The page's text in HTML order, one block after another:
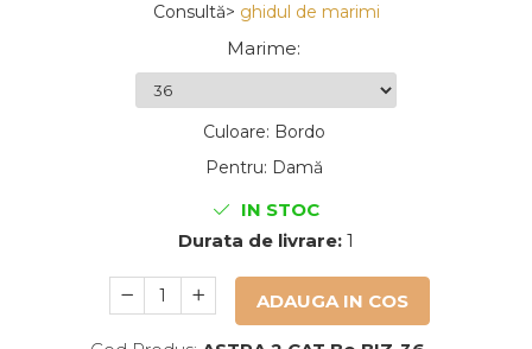
Consultă> ghidul de marimi
Marime:
Culoare: Bordo
Pentru: Damă
IN STOC
Durata de livrare: 1
ADAUGA IN COS